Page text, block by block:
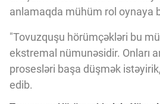
Podkastlar
anlamaqda mühüm rol oynaya
"Tovuzquşu hörümçəkləri bu
ekstremal nümunəsidir. Onları
prosesləri başa düşmək
edib.